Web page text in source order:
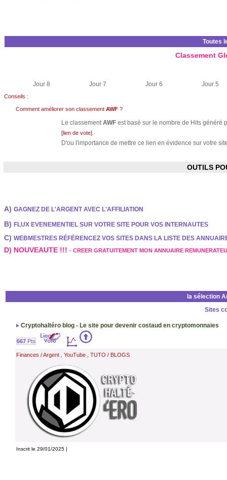
Toutes
Classement
Jour 8 Jour 7 Jour 6 Jour 5
Conseils :
Comment améliorer son classement AWF ?
Le classementAWF est basé sur le nombre de Hits généré
[lien de vote].
D'ou l'importance de mettre ce lien en évidence sur votre
OUTILS
A) GAGNEZ DE L'ARGENT AVEC L'AFFILIATION
B) FLUX EVENEMENTIEL SUR VOTRE SITE POUR VOS INTERNAUTES
C) WEBMESTRES RÉFÉRENCEZ VOS SITES DANS LA LISTE DES
D) NOUVEAUTE !!! - CREER GRATUITEMENT MON ANNUAIRE
la sélection
Sites
Cryptohaltéro blog - Le site pour devenir costaud en cryptomonnaies
667Pts
Finances / Argent, YouTube, TUTO / BLOGS
Inscrit le 29/01/2025 |